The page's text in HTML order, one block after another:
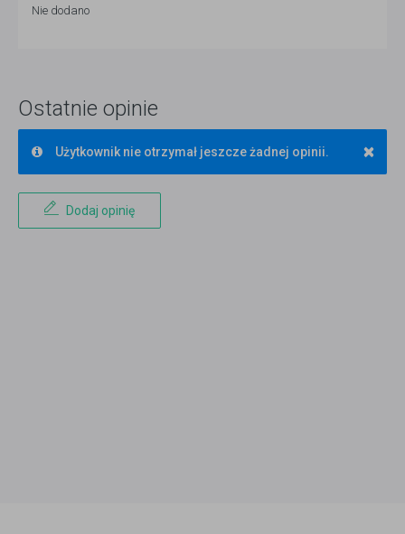
Nie dodano
Ostatnie opinie
×
Użytkownik nie otrzymał jeszcze żadnej opinii.
Dodaj opinię